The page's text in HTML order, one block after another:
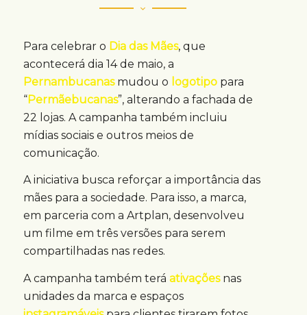
Para celebrar o Dia das Mães, que
acontecerá dia 14 de maio, a
Pernambucanasmudou o logotipopara
“Permãebucanas”, alterando a fachada de
22 lojas. A campanha também incluiu
mídias sociais e outros meios de
comunicação.
A iniciativa busca reforçar a importância das
mães para a sociedade. Para isso, a marca,
em parceria com a Artplan, desenvolveu
um filme em três versões para serem
compartilhadas nas redes.
A campanha também terá ativaçõesnas
unidades da marca e espaços